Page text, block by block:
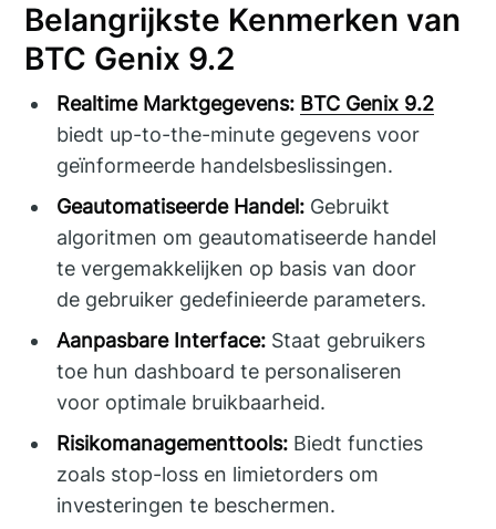
Belangrijkste Kenmerken van
BTC Genix 9.2
Realtime Marktgegevens: BTC Genix 9.2
biedt up-to-the-minute gegevens voor
geïnformeerde handelsbeslissingen.
Geautomatiseerde Handel: Gebruikt
algoritmen om geautomatiseerde handel
te vergemakkelijken op basis van door
de gebruiker gedefinieerde parameters.
Aanpasbare Interface: Staat gebruikers
toe hun dashboard te personaliseren
voor optimale bruikbaarheid.
Risikomanagementtools: Biedt functies
zoals stop-loss en limietorders om
investeringen te beschermen.